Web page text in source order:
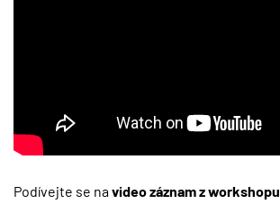
Podívejte se navideo záznam z workshopu